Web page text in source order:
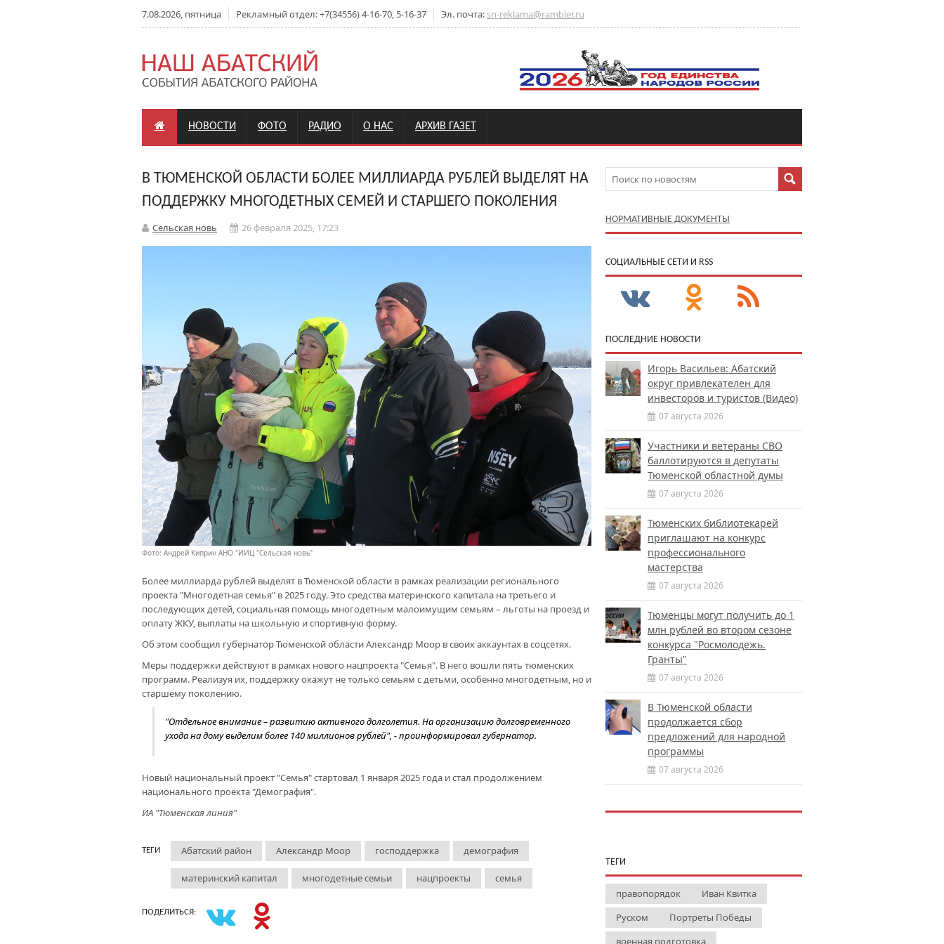
7.08.2026, пятница Рекламный отдел: +7(34556) 4-16-70, 5-16-37 Эл. почта: sn-reklama@rambler.ru
НОВОСТИ ФОТО РАДИО О НАС АРХИВ ГАЗЕТ
В ТЮМЕНСКОЙ ОБЛАСТИ БОЛЕЕ МИЛЛИАРДА РУБЛЕЙ ВЫДЕЛЯТ НА
ПОДДЕРЖКУ МНОГОДЕТНЫХ СЕМЕЙ И СТАРШЕГО ПОКОЛЕНИЯ
Сельская новь 26 февраля 2025, 17:23
Фото: Андрей Киприн АНО "ИИЦ "Сельская новь"
Более миллиарда рублей выделят в Тюменской области в рамках реализации регионального
проекта "Многодетная семья" в 2025 году. Это средства материнского капитала на третьего и
последующих детей, социальная помощь многодетным малоимущим семьям – льготы на проезд и
оплату ЖКУ, выплаты на школьную и спортивную форму.
Об этом сообщил губернатор Тюменской области Александр Моор в своих аккаунтах в соцсетях.
Меры поддержки действуют в рамках нового нацпроекта "Семья". В него вошли пять тюменских
программ. Реализуя их, поддержку окажут не только семьям с детьми, особенно многодетным, но и
старшему поколению.
"Отдельное внимание – развитию активного долголетия. На организацию долговременного
ухода на дому выделим более 140 миллионов рублей", - проинформировал губернатор.
Новый национальный проект "Семья" стартовал 1 января 2025 года и стал продолжением
национального проекта "Демография".
ИА "Тюменская линия"
ТЕГИ Абатский район Александр Моор господдержка демография
материнский капитал многодетные семьи нацпроекты семья
ПОДЕЛИТЬСЯ:
НОРМАТИВНЫЕ ДОКУМЕНТЫ
CОЦИАЛЬНЫЕ СЕТИ И RSS
ПОСЛЕДНИЕ НОВОСТИ
Игорь Васильев: Абатский
округ привлекателен для
инвесторов и туристов (Видео)
07 августа 2026
Участники и ветераны СВО
баллотируются в депутаты
Тюменской областной думы
07 августа 2026
Тюменских библиотекарей
приглашают на конкурс
профессионального
мастерства
07 августа 2026
Тюменцы могут получить до 1
млн рублей во втором сезоне
конкурса "Росмолодежь.
Гранты"
07 августа 2026
В Тюменской области
продолжается сбор
предложений для народной
программы
07 августа 2026
ТЕГИ
правопорядок
Иван Квитка
Руском
Портреты Победы
военная подготовка